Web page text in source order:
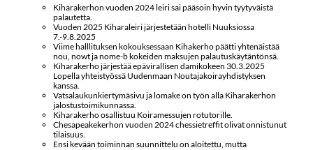
Kiharakerhon vuoden 2024 leiri sai pääsoin hyvin tyytyväistä
palautetta.
Vuoden 2025 Kiharaleiri järjestetään hotelli Nuuksiossa
7.-9.8.2025
Viime halllituksen kokouksessaan Kihakerho päätti yhtenäistää
nou, nowt ja nome-b kokeiden maksujen palautuskäytäntönsä.
Kiharakerho järjestää epävirallisen damikokeen 30.3.2025
Lopella yhteistyössä Uudenmaan Noutajakoirayhdistyksen
kanssa.
Vatsalaukunkiertymäsivu ja lomake on työn alla Kiharakerhon
jalostustoimikunnassa.
Kiharakerho osallistuu Koiramessujen rotutorille.
Chesapeakekerhon vuoden 2024 chessietreffit olivat onnistunut
tilaisuus.
Ensi kevään toiminnan suunnittelu on aloitettu, mutta